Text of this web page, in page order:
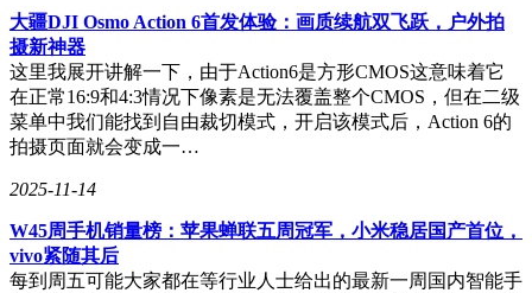
大疆DJI Osmo Action 6首发体验：画质续航双飞跃，户外拍
摄新神器
这里我展开讲解一下，由于Action6是方形CMOS这意味着它
在正常16:9和4:3情况下像素是无法覆盖整个CMOS，但在二级
菜单中我们能找到自由裁切模式，开启该模式后，Action 6的
拍摄页面就会变成一…
2025-11-14
W45周手机销量榜：苹果蝉联五周冠军，小米稳居国产首位，
vivo紧随其后
每到周五可能大家都在等行业人士给出的最新一周国内智能手